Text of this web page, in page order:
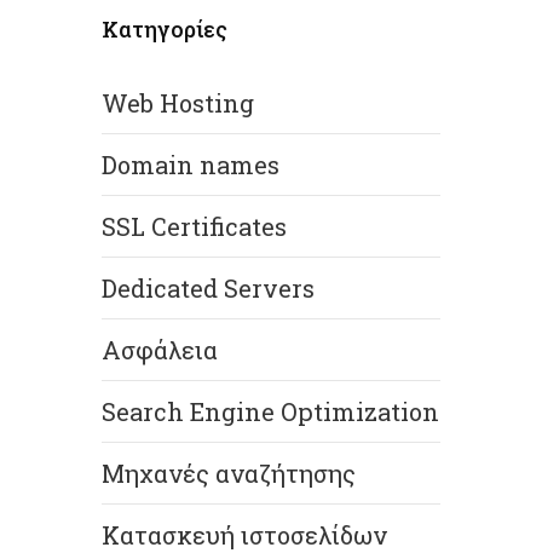
Κατηγορίες
Web Hosting
Domain names
SSL Certificates
Dedicated Servers
Ασφάλεια
Search Engine Optimization
Μηχανές αναζήτησης
Κατασκευή ιστοσελίδων